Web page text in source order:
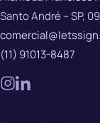
Santo André – SP,
(11) 91013-8487